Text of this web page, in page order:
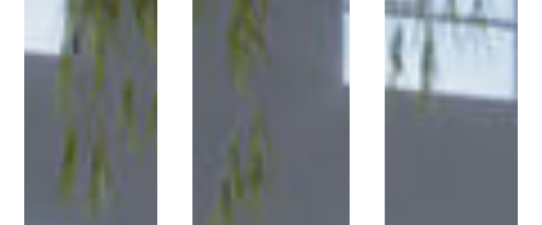
Dự án
Mua bán
Cho thuê
Thị trường